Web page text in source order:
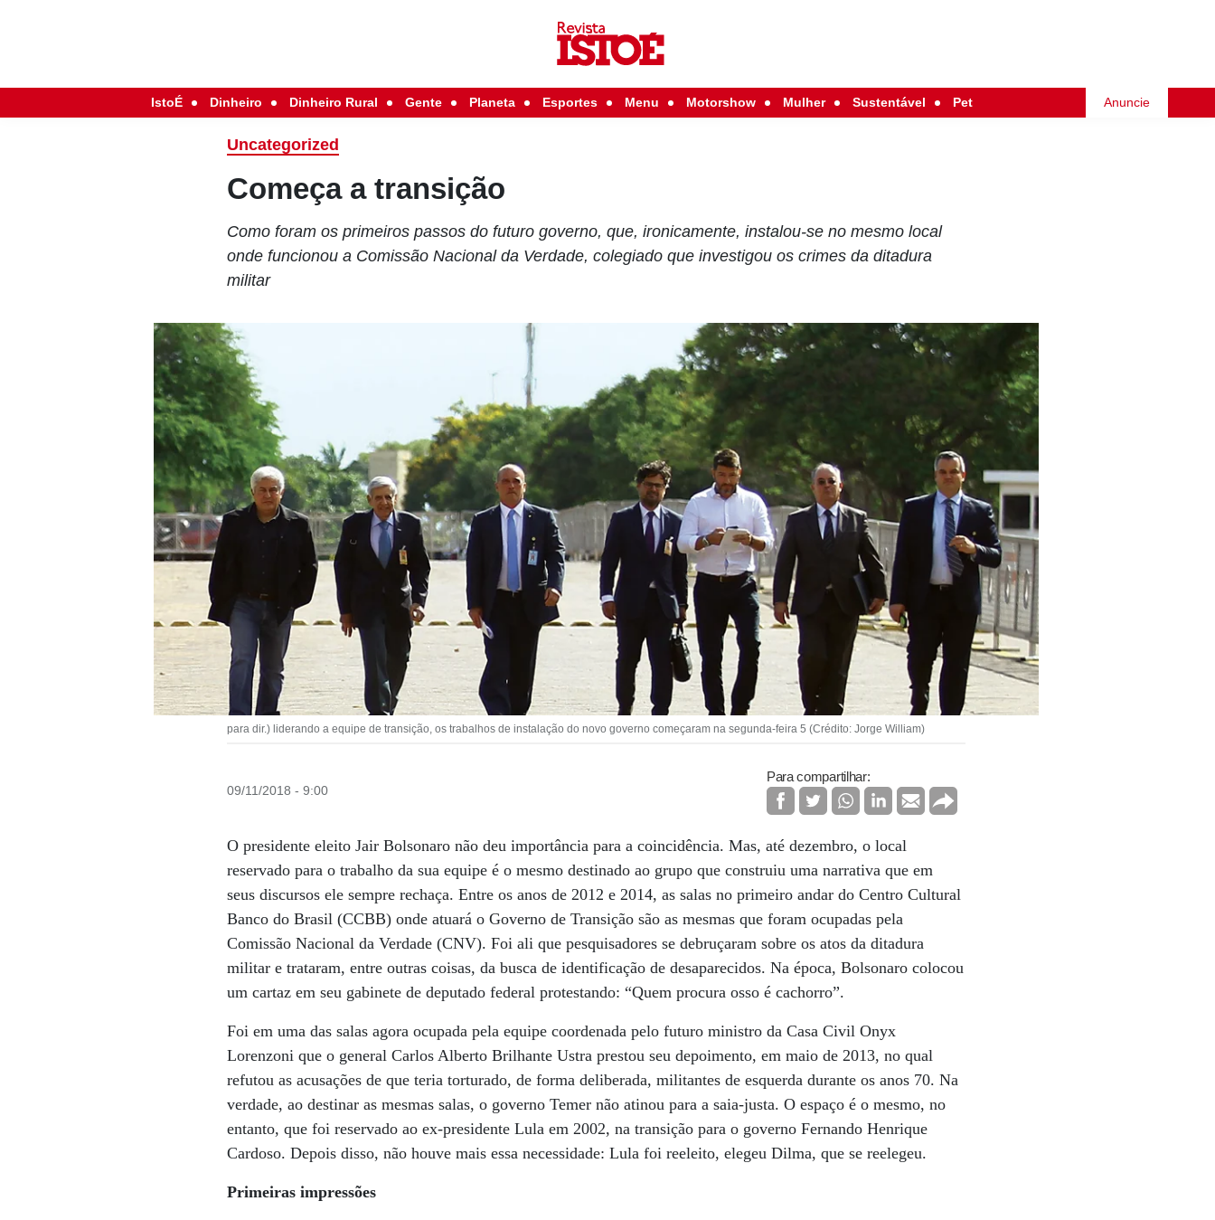
IstoÉ Dinheiro Dinheiro Rural Gente Planeta Esportes Menu Motorshow Mulher Sustentável Pet Anuncie
Uncategorized
Começa a transição
Como foram os primeiros passos do futuro governo, que, ironicamente, instalou-se no mesmo local
onde funcionou a Comissão Nacional da Verdade, colegiado que investigou os crimes da ditadura
militar
para dir.) liderando a equipe de transição, os trabalhos de instalação do novo governo começaram na segunda-feira 5 (Crédito: Jorge William)
09/11/2018 - 9:00
Para compartilhar:
O presidente eleito Jair Bolsonaro não deu importância para a coincidência. Mas, até dezembro, o local
reservado para o trabalho da sua equipe é o mesmo destinado ao grupo que construiu uma narrativa que em
seus discursos ele sempre rechaça. Entre os anos de 2012 e 2014, as salas no primeiro andar do Centro Cultural
Banco do Brasil (CCBB) onde atuará o Governo de Transição são as mesmas que foram ocupadas pela
Comissão Nacional da Verdade (CNV). Foi ali que pesquisadores se debruçaram sobre os atos da ditadura
militar e trataram, entre outras coisas, da busca de identificação de desaparecidos. Na época, Bolsonaro colocou
um cartaz em seu gabinete de deputado federal protestando: “Quem procura osso é cachorro”.
Foi em uma das salas agora ocupada pela equipe coordenada pelo futuro ministro da Casa Civil Onyx
Lorenzoni que o general Carlos Alberto Brilhante Ustra prestou seu depoimento, em maio de 2013, no qual
refutou as acusações de que teria torturado, de forma deliberada, militantes de esquerda durante os anos 70. Na
verdade, ao destinar as mesmas salas, o governo Temer não atinou para a saia-justa. O espaço é o mesmo, no
entanto, que foi reservado ao ex-presidente Lula em 2002, na transição para o governo Fernando Henrique
Cardoso. Depois disso, não houve mais essa necessidade: Lula foi reeleito, elegeu Dilma, que se reelegeu.
Primeiras impressões